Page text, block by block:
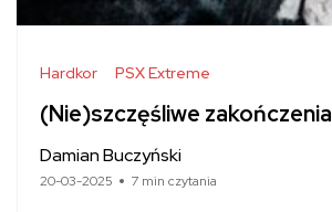
Hardkor PSX Extreme
(Nie)szczęśliwe zakończenia
Damian Buczyński
20-03-2025 7 min czytania